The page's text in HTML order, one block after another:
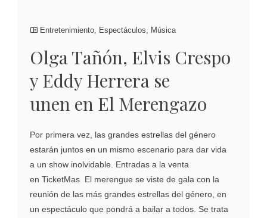
Entretenimiento Espectáculos Música
Olga Tañón, Elvis Crespo
y Eddy Herrera se
unen en El Merengazo
Por primera vez, las grandes estrellas del género
estarán juntos en un mismo escenario para dar vida
a un show inolvidable. Entradas a la venta
en TicketMas El merengue se viste de gala con la
reunión de las más grandes estrellas del género, en
un espectáculo que pondrá a bailar a todos. Se trata